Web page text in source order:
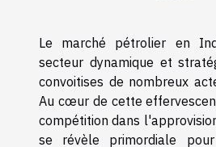
Le marché pétrolier en
secteur dynamique et
convoitises de nombreux
Au cœur de cette
compétition dans
se révèle primordiale